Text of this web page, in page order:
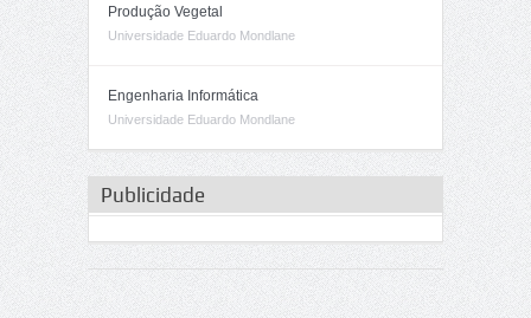
Produção Vegetal
Universidade Eduardo Mondlane
Engenharia Informática
Universidade Eduardo Mondlane
Publicidade